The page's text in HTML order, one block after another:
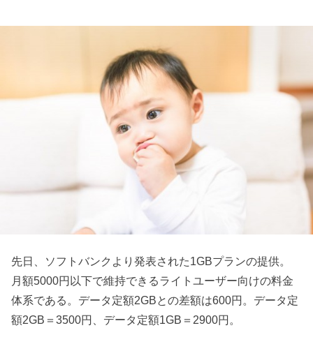
先日、ソフトバンクより発表された1GBプランの提供。
月額5000円以下で維持できるライトユーザー向けの料金
体系である。データ定額2GBとの差額は600円。データ定
額2GB＝3500円、データ定額1GB＝2900円。